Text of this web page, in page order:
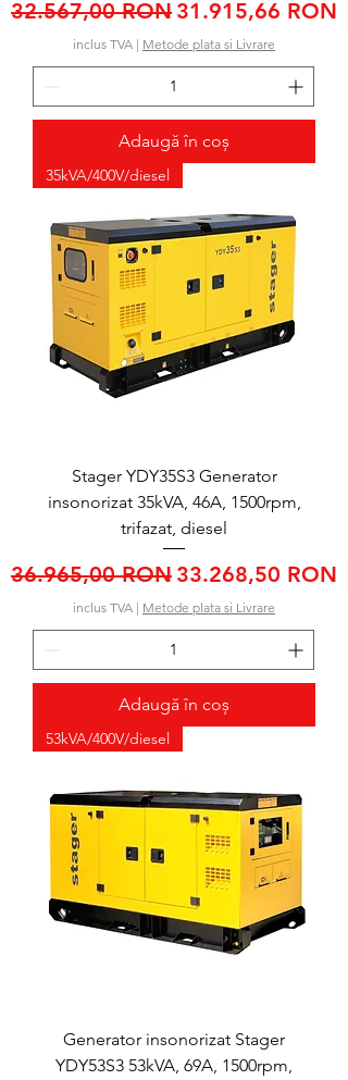
Preț normal
32.567,00 RON Preț redus
31.915,66 RON
inclus TVA | Metode plata si Livrare
Adaugă în coș
35kVA/400V/diesel
Stager YDY35S3 Generator
insonorizat 35kVA, 46A, 1500rpm,
trifazat, diesel
Preț normal
36.965,00 RON Preț redus
33.268,50 RON
inclus TVA | Metode plata si Livrare
Adaugă în coș
53kVA/400V/diesel
Generator insonorizat Stager
YDY53S3 53kVA, 69A, 1500rpm,